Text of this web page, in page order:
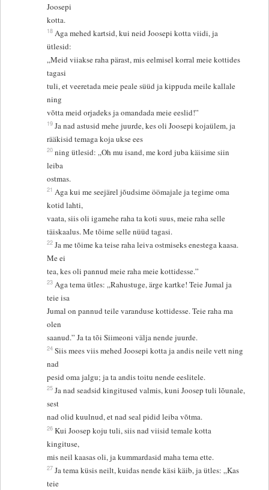
Joosepi
kotta.
18 Aga mehed kartsid, kui neid Joosepi kotta viidi, ja
ütlesid:
„Meid viiakse raha pärast, mis eelmisel korral meie kottides
tagasi
tuli, et veeretada meie peale süüd ja kippuda meile kallale
ning
võtta meid orjadeks ja omandada meie eeslid!”
19 Ja nad astusid mehe juurde, kes oli Joosepi kojaülem, ja
rääkisid temaga koja ukse ees
20 ning ütlesid: „Oh mu isand, me kord juba käisime siin
leiba
ostmas.
21 Aga kui me seejärel jõudsime öömajale ja tegime oma
kotid lahti,
vaata, siis oli igamehe raha ta koti suus, meie raha selle
täiskaalus. Me tõime selle nüüd tagasi.
22 Ja me tõime ka teise raha leiva ostmiseks enestega kaasa.
Me ei
tea, kes oli pannud meie raha meie kottidesse.”
23 Aga tema ütles: „Rahustuge, ärge kartke! Teie Jumal ja
teie isa
Jumal on pannud teile varanduse kottidesse. Teie raha ma
olen
saanud.” Ja ta tõi Siimeoni välja nende juurde.
24 Siis mees viis mehed Joosepi kotta ja andis neile vett ning
nad
pesid oma jalgu; ja ta andis toitu nende eeslitele.
25 Ja nad seadsid kingitused valmis, kuni Joosep tuli lõunale,
sest
nad olid kuulnud, et nad seal pidid leiba võtma.
26 Kui Joosep koju tuli, siis nad viisid temale kotta
kingituse,
mis neil kaasas oli, ja kummardasid maha tema ette.
27 Ja tema küsis neilt, kuidas nende käsi käib, ja ütles: „Kas
teie